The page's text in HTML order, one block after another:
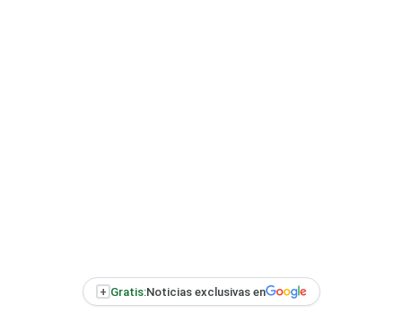
+ Gratis:Noticias exclusivas en